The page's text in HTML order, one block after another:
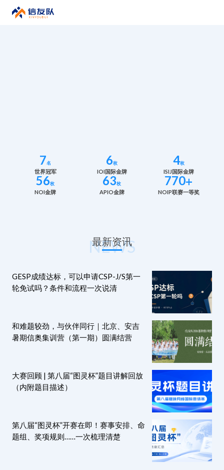
7名
世界冠军
6枚
IOI国际金牌
4枚
ISIJ国际金牌
56枚
NOI金牌
63枚
APIO金牌
770+
NOIP联赛一等奖
最新资讯
NEWS
GESP成绩达标，可以申请CSP-J/S第一
轮免试吗？条件和流程一次说清
和难题较劲，与伙伴同行｜北京、安吉
暑期信奥集训营（第一期）圆满结营
大赛回顾 | 第八届“图灵杯”题目讲解回放
（内附题目描述）
第八届“图灵杯”开赛在即！赛事安排、命
题组、奖项规则……一次梳理清楚